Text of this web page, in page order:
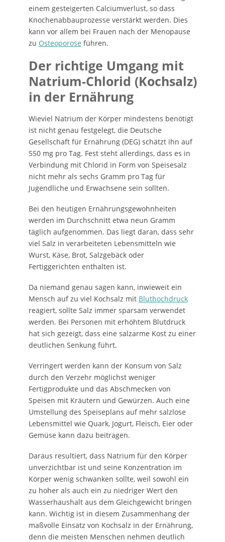
einem gesteigerten Calciumverlust, so dass
Knochenabbauprozesse verstärkt werden. Dies
kann vor allem bei Frauen nach der Menopause
zu Osteoporose führen.
Der richtige Umgang mit
Natrium-Chlorid (Kochsalz)
in der Ernährung
Wieviel Natrium der Körper mindestens benötigt
ist nicht genau festgelegt, die Deutsche
Gesellschaft für Ernährung (DEG) schätzt ihn auf
550 mg pro Tag. Fest steht allerdings, dass es in
Verbindung mit Chlorid in Form von Speisesalz
nicht mehr als sechs Gramm pro Tag für
Jugendliche und Erwachsene sein sollten.
Bei den heutigen Ernährungsgewohnheiten
werden im Durchschnitt etwa neun Gramm
täglich aufgenommen. Das liegt daran, dass sehr
viel Salz in verarbeiteten Lebensmitteln wie
Wurst, Käse, Brot, Salzgebäck oder
Fertiggerichten enthalten ist.
Da niemand genau sagen kann, inwieweit ein
Mensch auf zu viel Kochsalz mit Bluthochdruck
reagiert, sollte Salz immer sparsam verwendet
werden. Bei Personen mit erhöhtem Blutdruck
hat sich gezeigt, dass eine salzarme Kost zu einer
deutlichen Senkung führt.
Verringert werden kann der Konsum von Salz
durch den Verzehr möglichst weniger
Fertigprodukte und das Abschmecken von
Speisen mit Kräutern und Gewürzen. Auch eine
Umstellung des Speiseplans auf mehr salzlose
Lebensmittel wie Quark, Jogurt, Fleisch, Eier oder
Gemüse kann dazu beitragen.
Daraus resultiert, dass Natrium für den Körper
unverzichtbar ist und seine Konzentration im
Körper wenig schwanken sollte, weil sowohl ein
zu hoher als auch ein zu niedriger Wert den
Wasserhaushalt aus dem Gleichgewicht bringen
kann. Wichtig ist in diesem Zusammenhang der
maßvolle Einsatz von Kochsalz in der Ernährung,
denn die meisten Menschen nehmen deutlich